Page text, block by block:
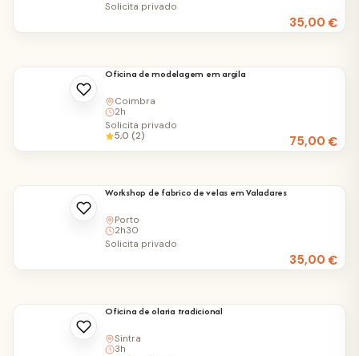
35,00€
Solicita privado
Oficina de modelagem em argila
Coimbra
2h
75,00€
Solicita privado
5,0 (2)
Workshop de fabrico de velas em Valadares
Porto
2h30
35,00€
Solicita privado
Oficina de olaria tradicional
Sintra
3h